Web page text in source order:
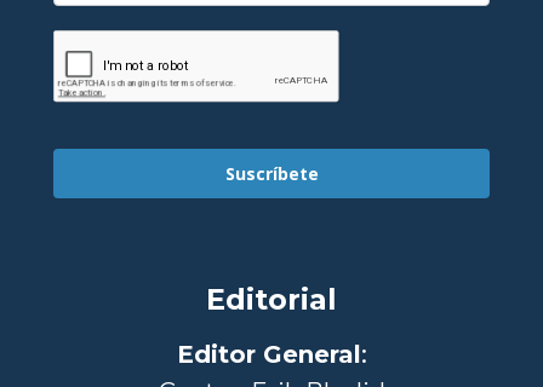
Suscríbete
Editorial
Editor General: